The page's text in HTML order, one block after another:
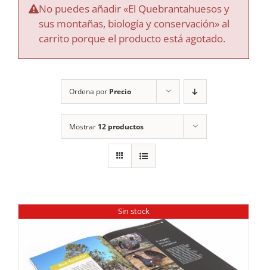
COLABORA
RECURSOS
CONTACTO
No puedes añadir «El Quebrantahuesos y
sus montañas, biología y conservación» al
carrito porque el producto está agotado.
Ordena por Precio
Mostrar 12 productos
Sin stock